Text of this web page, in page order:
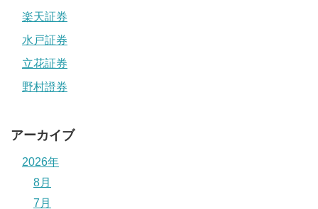
楽天証券
水戸証券
立花証券
野村證券
アーカイブ
2026年
8月
7月